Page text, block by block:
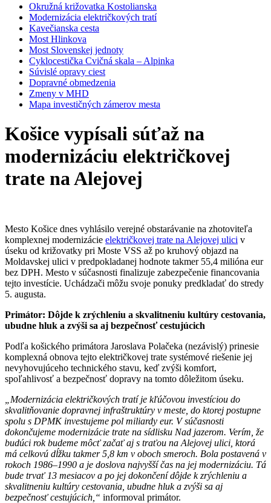
Okružná križovatka Kostolianska
Modernizácia električkových tratí
Kavečianska cesta
Most Hlinkova
Most Slovenskej jednoty
Cyklocestička Cvičná skala – Alpinka
Súvislé opravy ciest
Dopravné obmedzenia
Zmeny v MHD
Mapa investičných zámerov mesta
Košice vypísali súťaž na
modernizáciu električkovej
trate na Alejovej
Mesto Košice dnes vyhlásilo verejné obstarávanie na zhotoviteľa
komplexnej modernizácie električkovej trate na Alejovej ulici v
úseku od križovatky pri Moste VSS až po kruhový objazd na
Moldavskej ulici v predpokladanej hodnote takmer 55,4 milióna eur
bez DPH. Mesto v súčasnosti finalizuje zabezpečenie financovania
tejto investície. Uchádzači môžu svoje ponuky predkladať do stredy
5. augusta.
Primátor: Dôjde k zrýchleniu a skvalitneniu kultúry cestovania,
ubudne hluk a zvýši sa aj bezpečnosť cestujúcich
Podľa košického primátora Jaroslava Polačeka (nezávislý) prinesie
komplexná obnova tejto električkovej trate systémové riešenie jej
nevyhovujúceho technického stavu, keď zvýši komfort,
spoľahlivosť a bezpečnosť dopravy na tomto dôležitom úseku.
„Modernizácia električkových tratí je kľúčovou investíciou do
skvalitňovanie dopravnej infraštruktúry v meste, do ktorej postupne
spolu s DPMK investujeme pol miliardy eur. V súčasnosti
dokončujeme modernizácie trate na sídlisku Nad jazerom. Verím, že
budúci rok budeme môcť začať aj s traťou na Alejovej ulici, ktorá
má celkovú dĺžku takmer 5,8 km v oboch smeroch. Bola postavená v
rokoch 1986–1990 a je doslova najvyšší čas na jej modernizáciu. Tá
bude trvať 13 mesiacov a po jej dokončení dôjde k zrýchleniu a
skvalitneniu kultúry cestovania, ubudne hluk a zvýši sa aj
bezpečnosť cestujúcich,“ informoval primátor.